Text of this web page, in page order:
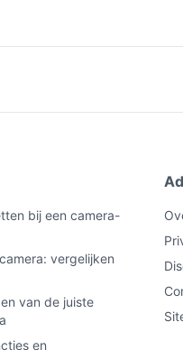
bij een camera-
vergelijken
van de juiste
en